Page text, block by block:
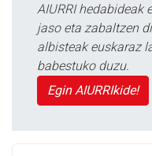
AIURRI hedabideak
jaso eta zabaltzen
albisteak euskaraz
babestuko duzu.
Egin AIURRIkide!